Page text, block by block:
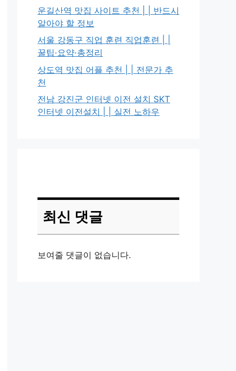
운길산역 맛집 사이트 추천 | | 반드시
알아야 할 정보
서울 강동구 직업 훈련 직업훈련 | |
꿀팁·요약·총정리
상도역 맛집 어플 추천 | | 전문가 추
천
전남 강진군 인터넷 이전 설치 SKT
인터넷 이전설치 | | 실전 노하우
최신 댓글
보여줄 댓글이 없습니다.